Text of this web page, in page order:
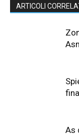
ARTICOLI
As